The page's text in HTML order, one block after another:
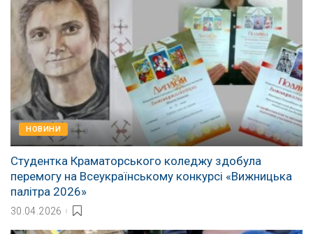
НОВИНИ
Студентка Краматорського коледжу здобула
перемогу на Всеукраїнському конкурсі «Вижницька
палітра 2026»
30.04.2026